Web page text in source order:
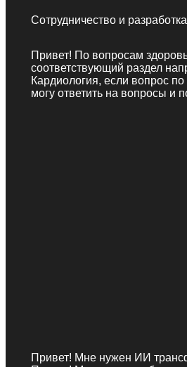
Сотрудничество и разработка
Привет! По вопросам
соответствующий раздел
Кардиология, если вопрос по
могу ответить на вопросы и
Привет! Мне нужен ИИ